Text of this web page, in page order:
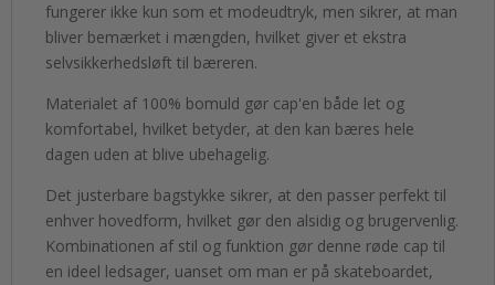
fungerer ikke kun som et modeudtryk, men sikrer, at man
bliver bemærket i mængden, hvilket giver et ekstra
selvsikkerhedsløft til bæreren.
Materialet af 100% bomuld gør cap'en både let og
komfortabel, hvilket betyder, at den kan bæres hele
dagen uden at blive ubehagelig.
Det justerbare bagstykke sikrer, at den passer perfekt til
enhver hovedform, hvilket gør den alsidig og brugervenlig.
Kombinationen af stil og funktion gør denne røde cap til
en ideel ledsager, uanset om man er på skateboardet,